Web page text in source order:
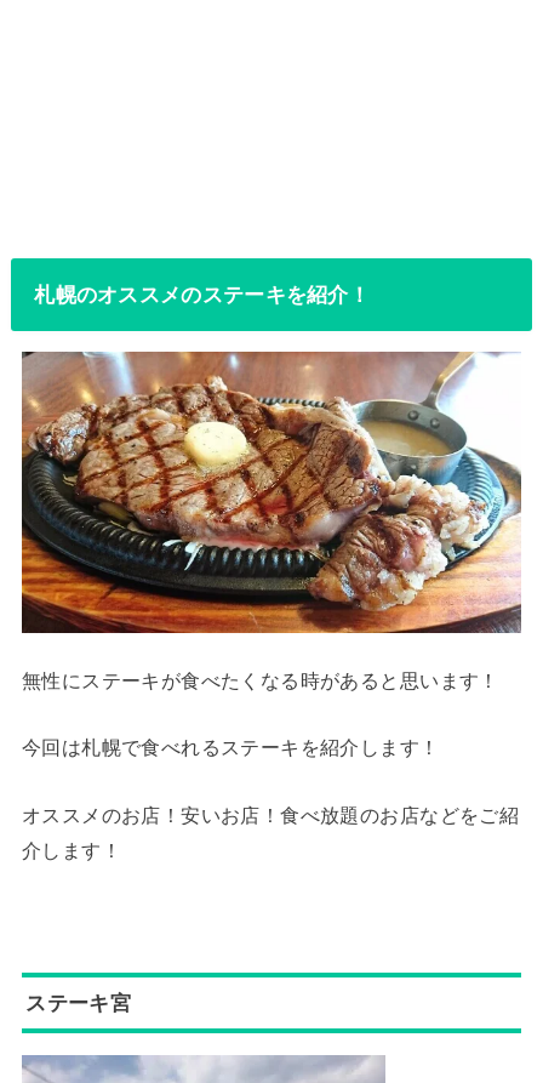
札幌のオススメのステーキを紹介！
無性にステーキが食べたくなる時があると思います！
今回は札幌で食べれるステーキを紹介します！
オススメのお店！安いお店！食べ放題のお店などをご紹
介します！
ステーキ宮